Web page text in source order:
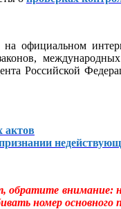
официальном
Российской
актов
внимание:
номер